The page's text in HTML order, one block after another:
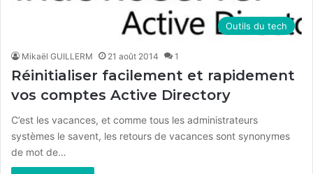
Outils du tech
Mikaël GUILLERM 21 août 2014 1
Réinitialiser facilement et rapidement
vos comptes Active Directory
C’est les vacances, et comme tous les administrateurs
systèmes le savent, les retours de vacances sont synonymes
de mot de…